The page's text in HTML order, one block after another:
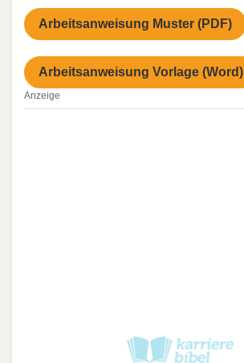
Arbeitsanweisung Muster (PDF)
Arbeitsanweisung Vorlage (Word)
Anzeige